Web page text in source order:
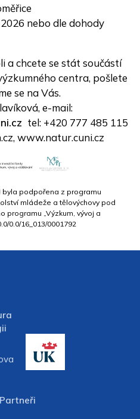
nebo dle dohody
a chcete se stát součástí
centra, pošlete
se na Vás.
e-mail:
tel: +420 777 485 115
www.natur.cuni.cz
byla podpořena z programu
mládeže a tělovýchovy pod
programu „Výzkum, vývoj a
0.0/16_013/0001792
Partneři